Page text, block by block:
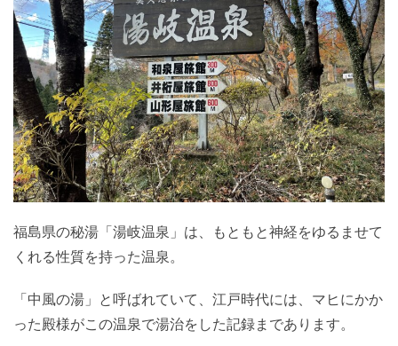
福島県の秘湯「湯岐温泉」は、もともと神経をゆるませて
くれる性質を持った温泉。
「中風の湯」と呼ばれていて、江戸時代には、マヒにかか
った殿様がこの温泉で湯治をした記録まであります。